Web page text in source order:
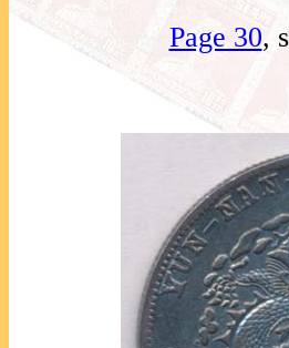
Page 30,